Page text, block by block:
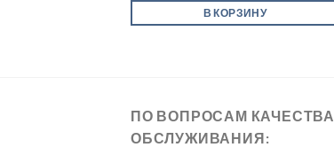
В КОРЗИНУ
ПО ВОПРОСАМ КАЧЕСТВА
ОБСЛУЖИВАНИЯ: